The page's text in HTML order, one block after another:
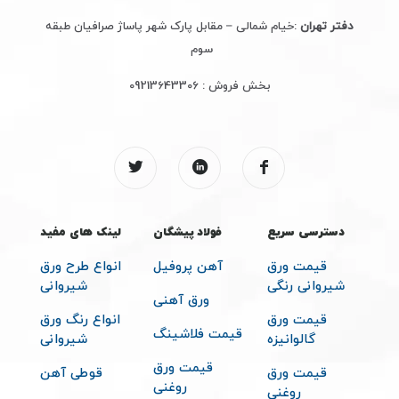
دفتر تهران :خیام شمالی – مقابل پارک شهر پاساژ صرافیان طبقه
سوم
بخش فروش :09213643306
دسترسی سریع
قیمت ورق
شیروانی رنگی
قیمت ورق
گالوانیزه
قیمت ورق
روغنی
فولاد پیشگان
آهن پروفیل
ورق آهنی
قیمت فلاشینگ
قیمت ورق
روغنی
لینک های مفید
انواع طرح ورق
شیروانی
انواع رنگ ورق
شیروانی
قوطی آهن